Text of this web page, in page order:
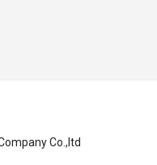
Co.,ltd